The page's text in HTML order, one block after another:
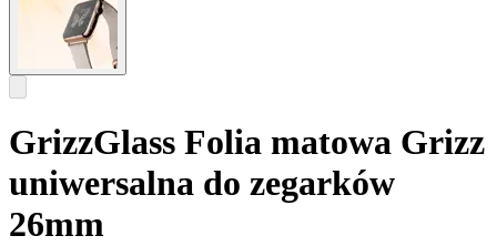
GrizzGlass Folia matowa Grizz
uniwersalna do zegarków
26mm